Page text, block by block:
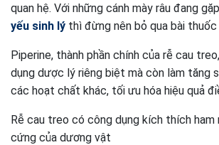
quan hệ. Với những cánh mày râu đang
yếu sinh lý thì đừng nên bỏ qua bài thuốc
Piperine, thành phần chính của rễ cau
dụng dược lý riêng biệt mà còn làm tăng
các hoạt chất khác, tối ưu hóa hiệu quả
Rễ cau treo có công dụng kích thích ham
cứng của dương vật